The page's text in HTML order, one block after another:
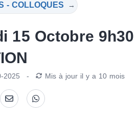
- COLLOQUES →
15 Octobre 9h30
2025 - Mis à jour il y a 10 mois